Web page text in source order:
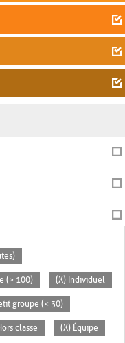
(> 100) (X) Individuel
groupe (< 30)
classe (X) Équipe